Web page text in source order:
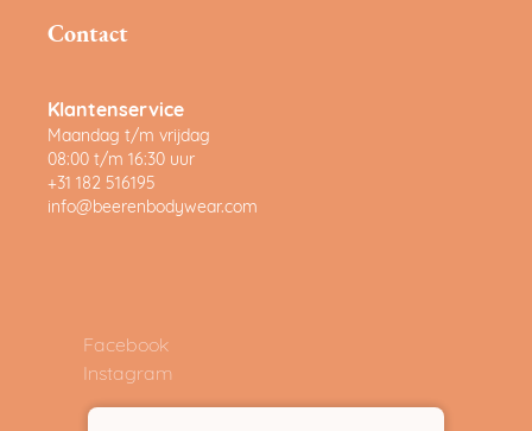
Contact
Klantenservice
Maandag t/m vrijdag
08:00 t/m 16:30 uur
+31 182 516195
info@beerenbodywear.com
Facebook
Instagram